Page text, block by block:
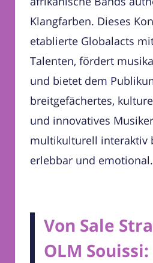
Klangfarben. Dieses
etablierte Globalacts
Talenten, fördert
und bietet dem
breitgefächertes,
und innovatives
multikulturell interaktiv
erlebbar und emotional.
Von Sale
OLM Souissi: